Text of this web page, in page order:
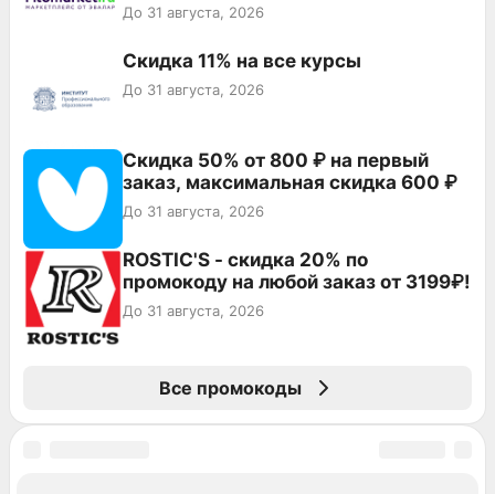
До 31 августа, 2026
Скидка 11% на все курсы
До 31 августа, 2026
Скидка 50% от 800 ₽ на первый
заказ, максимальная скидка 600 ₽
До 31 августа, 2026
ROSTIC'S - скидка 20% по
промокоду на любой заказ от 3199₽!
До 31 августа, 2026
Все промокоды